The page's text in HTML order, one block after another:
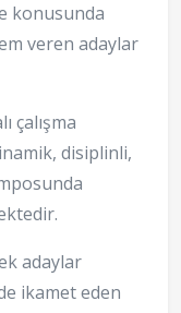
konusunda
veren adaylar
çalışma
disiplinli,
adaylar
ikamet eden